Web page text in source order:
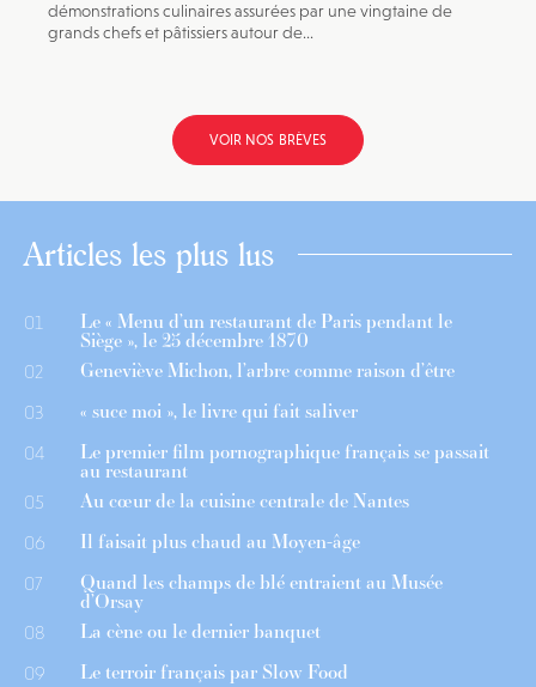
démonstrations culinaires assurées par une vingtaine de
grands chefs et pâtissiers autour de...
VOIR NOS BRÈVES
Articles les plus lus
01 Le « Menu d’un restaurant de Paris pendant le
Siège », le 25 décembre 1870
02 Geneviève Michon, l’arbre comme raison d’être
03 « suce moi », le livre qui fait saliver
04 Le premier film pornographique français se passait
au restaurant
05 Au cœur de la cuisine centrale de Nantes
06 Il faisait plus chaud au Moyen-âge
07 Quand les champs de blé entraient au Musée
d’Orsay
08 La cène ou le dernier banquet
09 Le terroir français par Slow Food